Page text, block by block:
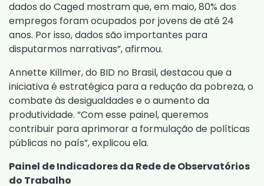
dados do Caged mostram que, em maio, 80% dos
empregos foram ocupados por jovens de até 24
anos. Por isso, dados são importantes para
disputarmos narrativas”, afirmou.
Annette Killmer, do BID no Brasil, destacou que a
iniciativa é estratégica para a redução da pobreza, o
combate às desigualdades e o aumento da
produtividade. “Com esse painel, queremos
contribuir para aprimorar a formulação de políticas
públicas no país”, explicou ela.
Painel de Indicadores da Rede de Observatórios
do Trabalho